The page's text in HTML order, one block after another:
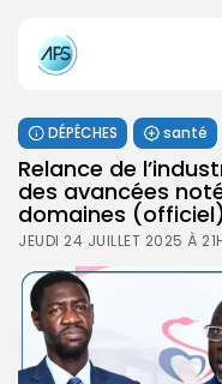
DÉPÊCHES santé
Relance de
des avancées
domaines (officiel)
JEUDI 24 JUILLET 2025 À